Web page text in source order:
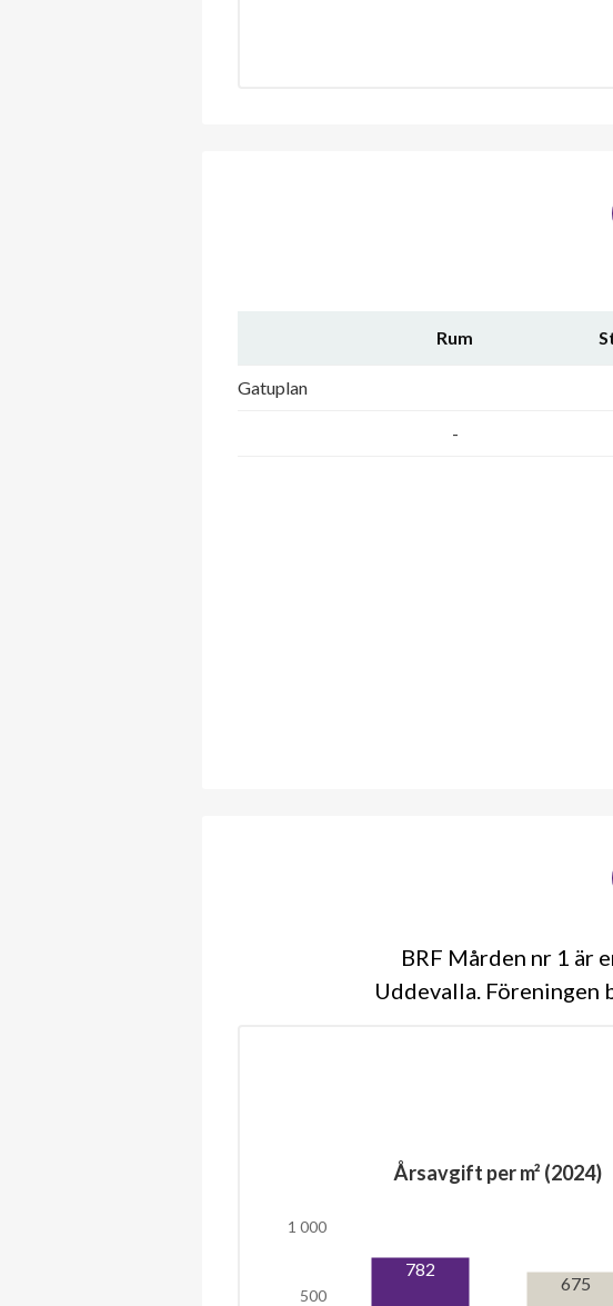
Rum
Gatuplan
-
BRF Mården nr 1 är
Uddevalla.
Årsavgift per m² (2024)
500
1 000
782
675